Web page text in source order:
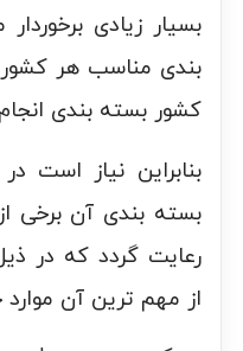
بسیار زیادی
بندی مناسب هر کشور
کشور بسته بندی
بنابراین نیاز است
بسته بندی آن برخی
رعایت گردد که در
از مهم ترین آن